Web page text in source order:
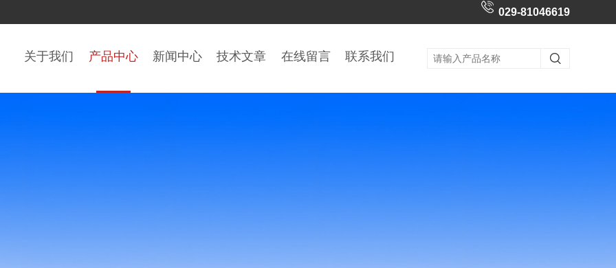
029-81046619
关于我们 产品中心 新闻中心 技术文章 在线留言 联系我们